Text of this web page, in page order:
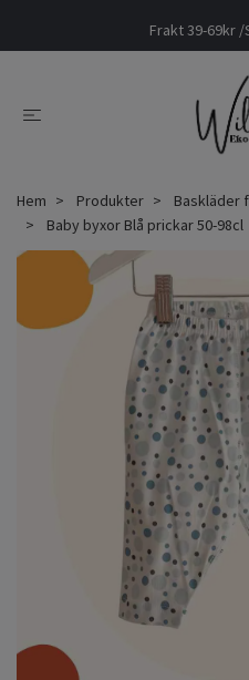
Frakt 39-69kr
Hem Produkter
Baskläder
Baby byxor Blå prickar 50-98cl